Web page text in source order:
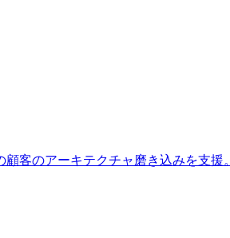
客のアーキテクチャ磨き込みを支